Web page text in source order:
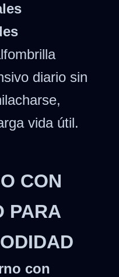
diario sin
vida útil.
CON
PARA
con